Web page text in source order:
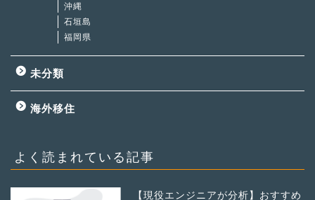
沖縄
石垣島
福岡県
未分類
海外移住
よく読まれている記事
【現役エンジニアが分析】おすすめ